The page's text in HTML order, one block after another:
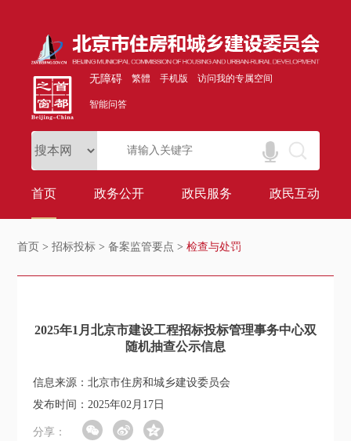
无障碍 繁體 手机版 访问我的专属空间
智能问答
首页 政务公开 政民服务 政民互动
首页 >招标投标 >备案监管要点 >检查与处罚
2025年1月北京市建设工程招标投标管理事务中心双
随机抽查公示信息
信息来源：北京市住房和城乡建设委员会
发布时间：2025年02月17日
分享：